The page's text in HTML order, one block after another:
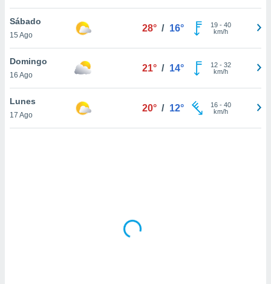
En
de que
el sitio
se
Sábado
15 Ago
28° / 16° 19- 40
km/h
Domingo
16 Ago
21° / 14° 12- 32
km/h
Lunes
17 Ago
20° / 12° 16- 40
km/h